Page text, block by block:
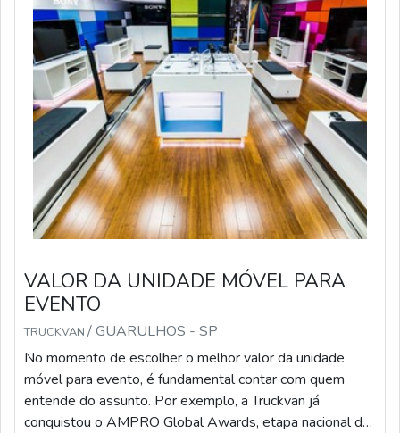
VALOR DA UNIDADE MÓVEL PARA
EVENTO
TRUCKVAN / GUARULHOS - SP
No momento de escolher o melhor valor da unidade
móvel para evento, é fundamental contar com quem
entende do assunto. Por exemplo, a Truckvan já
conquistou o AMPRO Global Awards, etapa nacional da